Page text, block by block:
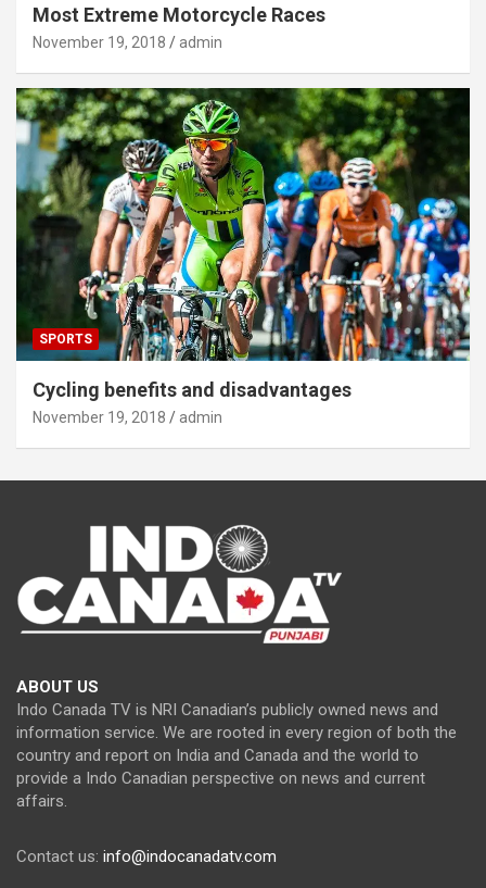
Most Extreme Motorcycle Races
November 19, 2018 admin
SPORTS
Cycling benefits and disadvantages
November 19, 2018 admin
ABOUT US
Indo Canada TV is NRI Canadian’s publicly owned news and
information service. We are rooted in every region of both the
country and report on India and Canada and the world to
provide a Indo Canadian perspective on news and current
affairs.
Contact us: info@indocanadatv.com